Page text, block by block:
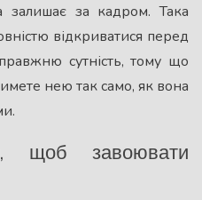
за кадром. Така
відкриватися перед
сутність, тому що
нею так само, як вона
щоб завоювати